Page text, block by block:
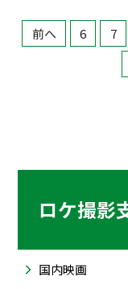
前へ 6 7
ロケ撮影
国内映画